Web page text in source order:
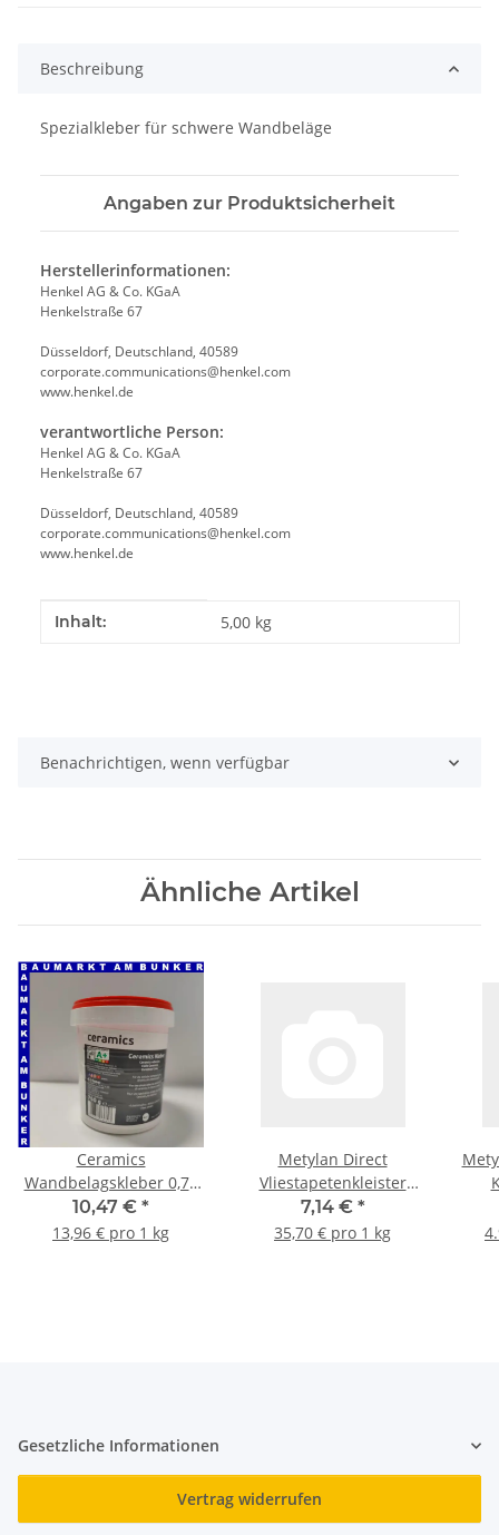
Beschreibung
Spezialkleber für schwere Wandbeläge
Angaben zur Produktsicherheit
Herstellerinformationen:
Henkel AG & Co. KGaA
Henkelstraße 67
Düsseldorf, Deutschland, 40589
corporate.communications@henkel.com
www.henkel.de
verantwortliche Person:
Henkel AG & Co. KGaA
Henkelstraße 67
Düsseldorf, Deutschland, 40589
corporate.communications@henkel.com
www.henkel.de
Produkteigenschaft
Wert
Inhalt: 5,00 kg
Benachrichtigen, wenn verfügbar
Ähnliche Artikel
Ceramics
Wandbelagskleber 0,75
kg
10,47 € *
13,96 € pro 1 kg
Metylan Direct
Vliestapetenkleister
200G
7,14 € *
35,70 € pro 1 kg
Gesetzliche Informationen
Vertrag widerrufen